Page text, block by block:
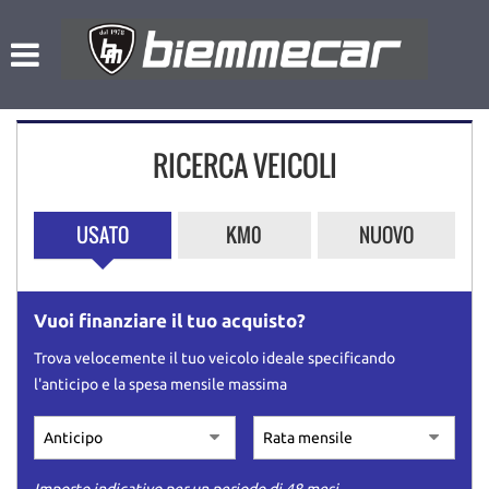
NOLEGGIO A BREVE TERMINE
L’AZIENDA
ACQUISTIAMO USATO
ASSISTENZA
CONTATTI
RICERCA VEICOLI
USATO KM0 NUOVO
Vuoi finanziare il tuo acquisto?
Trova velocemente il tuo veicolo ideale specificando
l'anticipo e la spesa mensile massima
tue
consenso
pannello
consente
le
preferenze
di
alle